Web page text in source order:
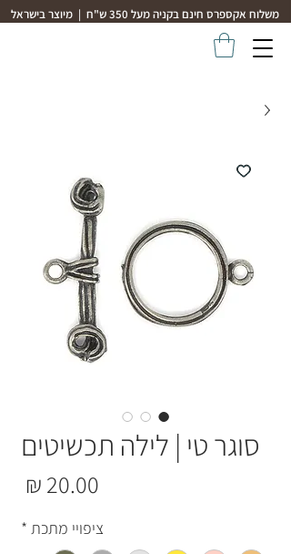
משלוח אקספרס חינם בקניה מעל 350 ש"ח | מיוצר בישראל
סוגר טי | לילה תכשיטים
ציפויי מתכת *